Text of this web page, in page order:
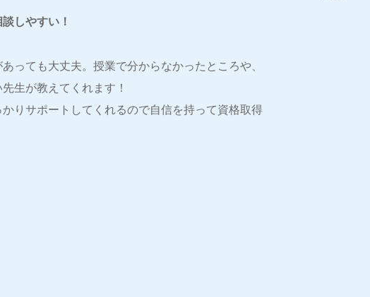
しやすい！
っても大丈夫。授業で分からなかったところや、
生が教えてくれます！
りサポートしてくれるので自信を持って資格取得